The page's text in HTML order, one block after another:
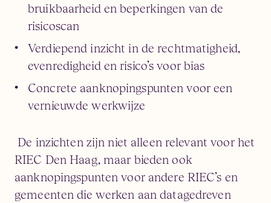
bruikbaarheid en beperkingen van de
risicoscan
Verdiepend inzicht in de rechtmatigheid,
evenredigheid en risico’s voor bias
Concrete aanknopingspunten voor een
vernieuwde werkwijze
De inzichten zijn niet alleen relevant voor het
RIEC Den Haag, maar bieden ook
aanknopingspunten voor andere RIEC’s en
gemeenten die werken aan datagedreven